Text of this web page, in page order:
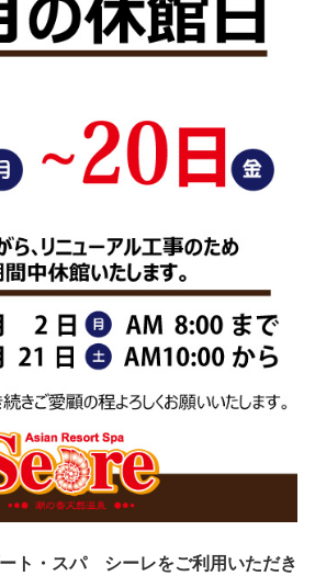
ト・スパ シーレをご利用いただき